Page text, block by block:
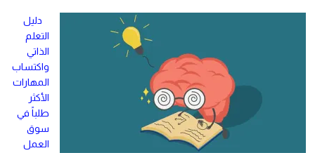
دليل
التعلم
الذاتي
واكتساب
المهارات
الأكثر
طلباً في
سوق
العمل